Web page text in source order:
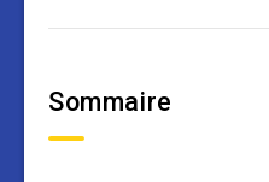
Sommaire